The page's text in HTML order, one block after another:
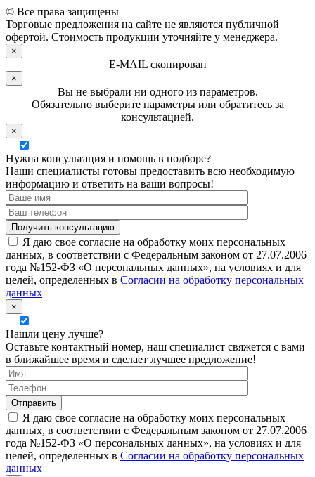
© Все права защищены
Торговые предложения на сайте не являются публичной
офертой. Стоимость продукции уточняйте у менеджера.
×
E-MAIL скопирован
×
Вы не выбрали ни одного из параметров.
Обязательно выберите параметры или обратитесь за
консультацией.
×
Нужна консультация и помощь в подборе?
Наши специалисты готовы предоставить всю необходимую
информацию и ответить на ваши вопросы!
Я даю свое согласие на обработку моих персональных
данных, в соответствии с Федеральным законом от 27.07.2006
года №152-ФЗ «О персональных данных», на условиях и для
целей, определенных в Согласии на обработку персональных
данных
×
Нашли цену лучше?
Оставьте контактный номер, наш специалист свяжется с вами
в ближайшее время и сделает лучшее предложение!
Я даю свое согласие на обработку моих персональных
данных, в соответствии с Федеральным законом от 27.07.2006
года №152-ФЗ «О персональных данных», на условиях и для
целей, определенных в Согласии на обработку персональных
данных